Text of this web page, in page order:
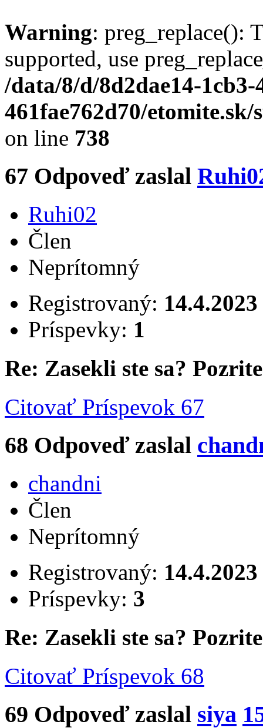
Warning: preg_replace():
supported, use
/data/8/d/8d2dae14-1cb3-
461fae762d70/
on line 738
67 Odpoveď zaslal
Ruhi02
Člen
Neprítomný
Registrovaný: 14.4.2023
Príspevky: 1
Re: Zasekli ste sa?
Citovať Príspevok 67
68 Odpoveď zaslal
chandni
Člen
Neprítomný
Registrovaný: 14.4.2023
Príspevky: 3
Re: Zasekli ste sa?
Citovať Príspevok 68
69 Odpoveď zaslal siya